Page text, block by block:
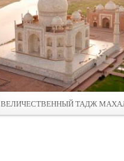
ВЕЛИЧЕСТВЕННЫЙ ТАДЖ